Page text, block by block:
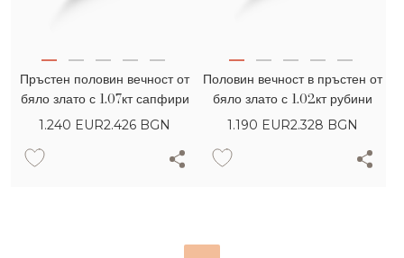
Пръстен половин вечност от
бяло злато с 1.07кт сапфири
1.240 EUR2.426 BGN
Половин вечност в пръстен от
бяло злато с 1.02кт рубини
1.190 EUR2.328 BGN